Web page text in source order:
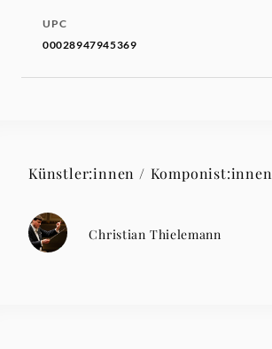
UPC
00028947945369
Künstler:innen / Komponist:innen
Christian Thielemann